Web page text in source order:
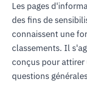
Les pages
des fins de
connaissent une
classements. Il
conçus pour attirer
questions